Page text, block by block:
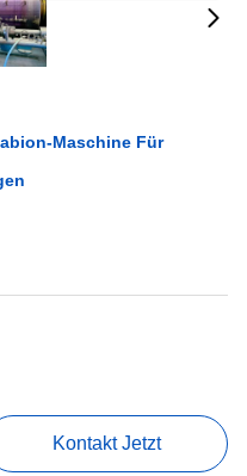
Maschine Für
Kontakt Jetzt